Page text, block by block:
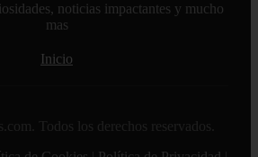
noticias impactantes y mucho
mas
Inicio
Todos los derechos reservados.